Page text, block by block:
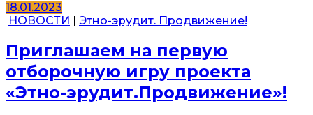
18.01.2023
НОВОСТИ
Этно-эрудит. Продвижение!
Приглашаем на первую
отборочную игру проекта
«Этно-эрудит.Продвижение»!